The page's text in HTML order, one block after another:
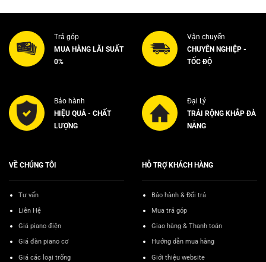
Trả góp
MUA HÀNG LÃI SUẤT
0%
Vận chuyển
CHUYÊN NGHIỆP -
TỐC ĐỘ
Bảo hành
HIỆU QUẢ - CHẤT
LƯỢNG
Đại Lý
TRẢI RỘNG KHẮP ĐÀ
NẴNG
VỀ CHÚNG TÔI
Tư vấn
Liên Hệ
Giá piano điện
Giá đàn piano cơ
Giá các loại trống
HỖ TRỢ KHÁCH HÀNG
Bảo hành & Đổi trả
Mua trả góp
Giao hàng & Thanh toán
Hướng dẫn mua hàng
Giới thiệu website